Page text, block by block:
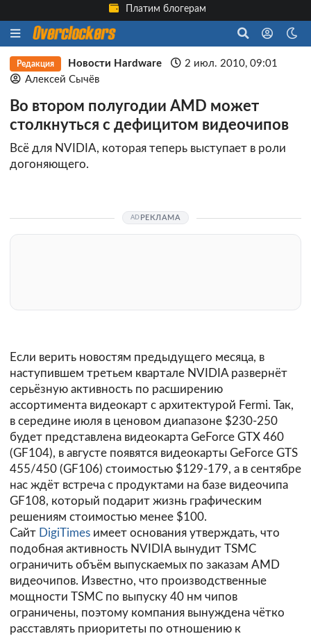
Платим блогерам
Редакция Новости Hardware
2 июл. 2010, 09:01
Алексей Сычёв
Во втором полугодии AMD может
столкнуться с дефицитом видеочипов
Всё для NVIDIA, которая теперь выступает в роли
догоняющего.
РЕКЛАМА
Если верить новостям предыдущего месяца, в
наступившем третьем квартале NVIDIA развернёт
серьёзную активность по расширению
ассортимента видеокарт с архитектурой Fermi. Так,
в середине июля в ценовом диапазоне $230-250
будет представлена видеокарта GeForce GTX 460
(GF104), в августе появятся видеокарты GeForce GTS
455/450 (GF106) стоимостью $129-179, а в сентябре
нас ждёт встреча с продуктами на базе видеочипа
GF108, который подарит жизнь графическим
решениям стоимостью менее $100.
Сайт DigiTimes имеет основания утверждать, что
подобная активность NVIDIA вынудит TSMC
ограничить объём выпускаемых по заказам AMD
видеочипов. Известно, что производственные
мощности TSMC по выпуску 40 нм чипов
ограничены, поэтому компания вынуждена чётко
расставлять приоритеты по отношению к